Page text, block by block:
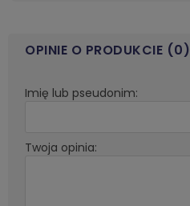
OPINIE O PRODUKCIE (0)
Imię lub pseudonim:
Twoja opinia: